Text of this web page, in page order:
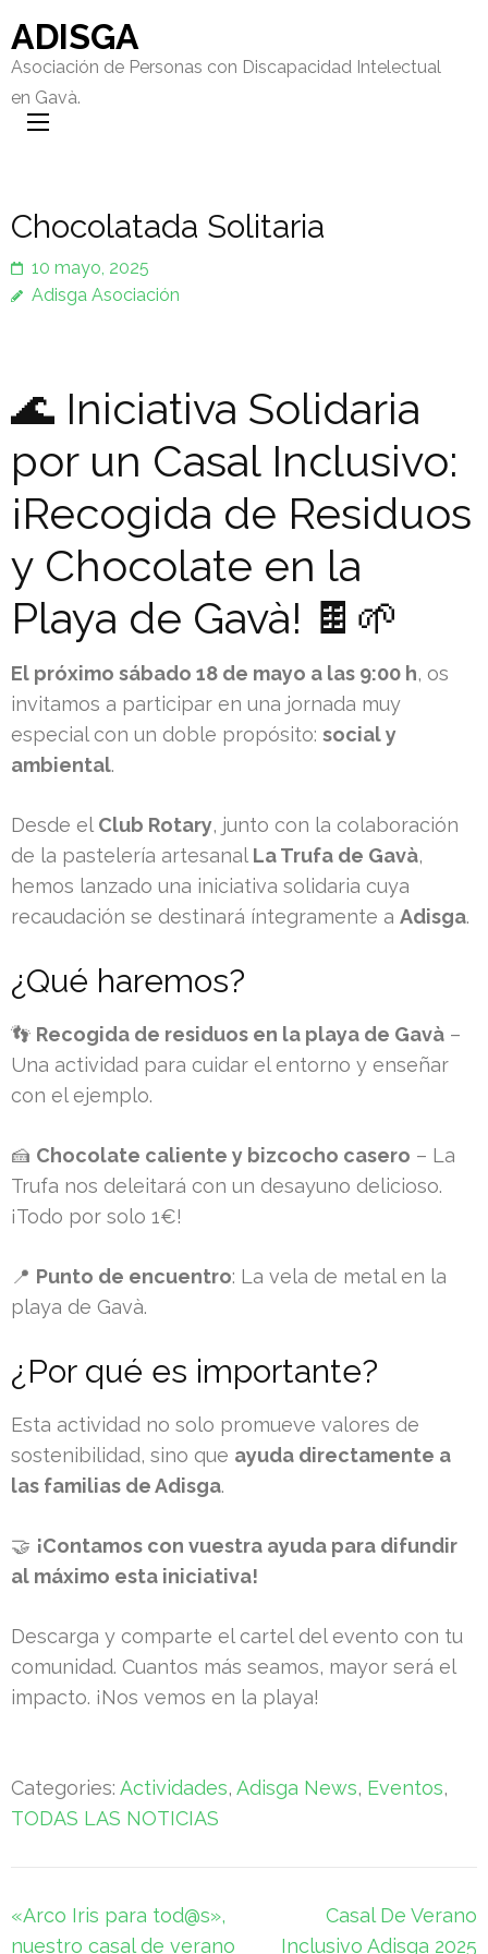
ADISGA
Asociación de Personas con Discapacidad Intelectual
en Gavà.
Chocolatada Solitaria
10 mayo, 2025
Adisga Asociación
🌊 Iniciativa Solidaria
por un Casal Inclusivo:
¡Recogida de Residuos
y Chocolate en la
Playa de Gavà! 🍫🌱
El próximo sábado 18 de mayo a las 9:00 h, os
invitamos a participar en una jornada muy
especial con un doble propósito: social y
ambiental.
Desde el Club Rotary, junto con la colaboración
de la pastelería artesanal La Trufa de Gavà,
hemos lanzado una iniciativa solidaria cuya
recaudación se destinará íntegramente a Adisga.
¿Qué haremos?
👣 Recogida de residuos en la playa de Gavà –
Una actividad para cuidar el entorno y enseñar
con el ejemplo.
🍰 Chocolate caliente y bizcocho casero – La
Trufa nos deleitará con un desayuno delicioso.
¡Todo por solo 1€!
📍 Punto de encuentro: La vela de metal en la
playa de Gavà.
¿Por qué es importante?
Esta actividad no solo promueve valores de
sostenibilidad, sino que ayuda directamente a
las familias de Adisga.
🤝 ¡Contamos con vuestra ayuda para difundir
al máximo esta iniciativa!
Descarga y comparte el cartel del evento con tu
comunidad. Cuantos más seamos, mayor será el
impacto. ¡Nos vemos en la playa!
Categories: Actividades, Adisga News, Eventos,
TODAS LAS NOTICIAS
Navegación
de
«Arco Iris para tod@s»,
nuestro casal de verano
Casal De Verano
Inclusivo Adisga 2025